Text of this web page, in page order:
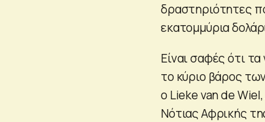
δραστηριότητες
εκατομμύρια
Είναι σαφές ότι
το κύριο βάρος
ο Lieke van de
Νότιας Αφρικής